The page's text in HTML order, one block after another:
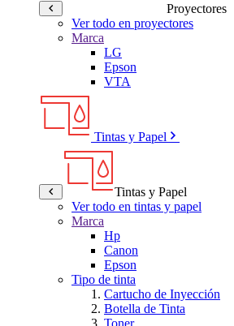
Proyectores
Ver todo en proyectores
Marca
LG
Epson
VTA
Tintas y Papel
Tintas y Papel
Ver todo en tintas y papel
Marca
Hp
Canon
Epson
Tipo de tinta
Cartucho de Inyección
Botella de Tinta
Toner